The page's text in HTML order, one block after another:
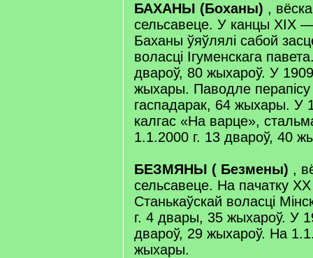
БАХАНЫ (Боханы) ,
сельсавеце. У канцы XIX —
Баханы ўяўлялі сабой
воласці Ігуменскага
двароў, 80 жыхароў. У
жыхары. Паводле перапісу
гаспадарак, 64 жыхары. У
калгас «На варце»,
1.1.2000 г. 13 двароў, 40
БЕЗМЯНЫ ( Безмены) ,
сельсавеце. На пачатку XX
Станькаўскай воласці
г. 4 двары, 35 жыхароў. У
двароў, 29 жыхароў. На
жыхары.